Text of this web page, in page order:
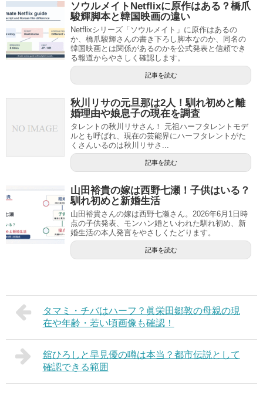
ソウルメイトNetflixに原作はある？橋爪
駿輝脚本と韓国映画の違い
Netflixシリーズ「ソウルメイト」に原作はあるの
か、橋爪駿輝さんの書き下ろし脚本なのか、同名の
韓国映画とは関係があるのかを公式発表と信頼でき
る報道からやさしく確認します。
記事を読む
秋川リサの元旦那は2人！馴れ初めと離
婚理由や娘息子の現在を調査
タレントの秋川リサさん！ 元祖ハーフタレントモデ
ルとも呼ばれ、現在の芸能界にハーフタレントがた
くさんいるのは秋川リサさ...
記事を読む
山田裕貴の嫁は西野七瀬！子供はいる？
馴れ初めと新婚生活
山田裕貴さんの嫁は西野七瀬さん。2026年6月1日時
点の子供発表、モンハン婚といわれた馴れ初め、新
婚生活の本人発言をやさしくたどります。
記事を読む
タマミ・チバはハーフ？眞栄田郷敦の母親の現
在や年齢・若い頃画像も確認！
舘ひろしと早見優の噂は本当？都市伝説として
確認できる範囲